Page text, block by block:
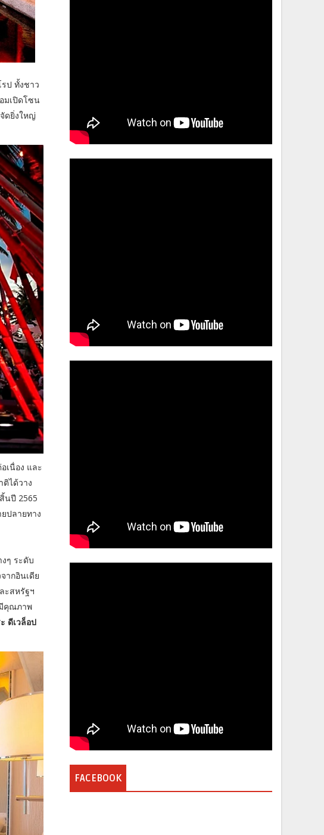
ป ทั้งชาว
มเปิดโซน
ดยิ่งใหญ่
เนื่อง และ
ได้วาง
นปี 2565
ปลายทาง
ๆ ระดับ
ากอินเดีย
ะสหรัฐฯ
มีคุณภาพ
ดีเวล็อป
FACEBOOK